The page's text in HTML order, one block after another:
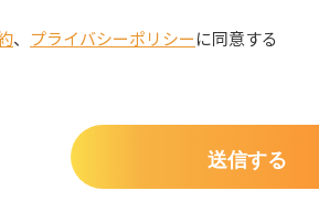
、 プライバシーポリシーに同意する
送信する